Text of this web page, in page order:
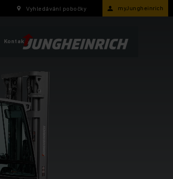
Vyhledávání pobočky myJungheinrich
Kontakty